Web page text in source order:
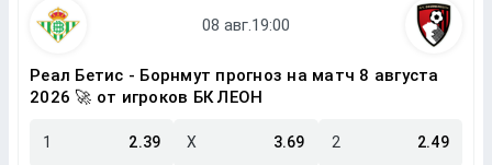
Реал Бетис - Борнмут прогноз на матч 8 августа
2026 🚀 от игроков БК ЛЕОН
1 2.39 X 3.69 2 2.49